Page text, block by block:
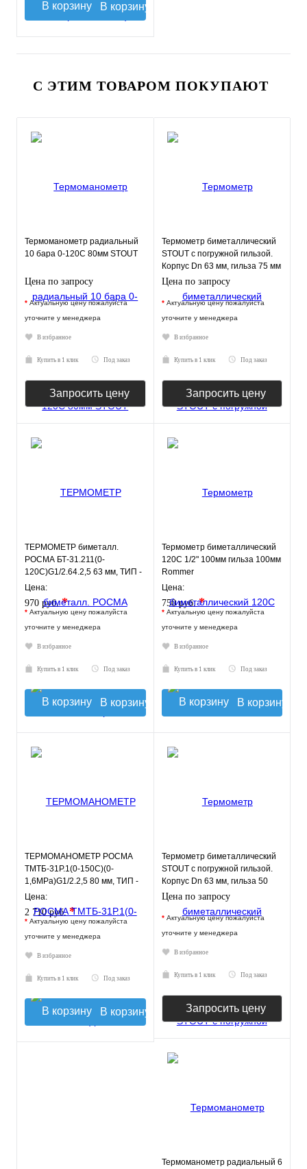
В корзину
С ЭТИМ ТОВАРОМ ПОКУПАЮТ
Термоманометр радиальный
10 бара 0-120С 80мм STOUT
Цена по запросу
* Актуальную цену пожалуйста
уточните у менеджера
В избранное
Купить в 1 клик Под заказ
Запросить цену
Термометр биметаллический
STOUT с погружной гильзой.
Корпус Dn 63 мм, гильза 75 мм
1/ 2"
Цена по запросу
* Актуальную цену пожалуйста
уточните у менеджера
В избранное
Купить в 1 клик Под заказ
Запросить цену
ТЕРМОМЕТР биметалл.
РОСМА БТ-31.211(0-
120С)G1/2.64.2,5 63 мм, ТИП -
БТ-31 корпус - хромированная
Цена:
970 руб.*
* Актуальную цену пожалуйста
уточните у менеджера
В избранное
Купить в 1 клик Под заказ
В корзину
Термометр биметаллический
120С 1/2" 100мм гильза 100мм
Rommer
Цена:
750 руб.*
* Актуальную цену пожалуйста
уточните у менеджера
В избранное
Купить в 1 клик Под заказ
В корзину
ТЕРМОМАНОМЕТР РОСМА
ТМТБ-31Р.1(0-150С)(0-
1,6MPa)G1/2.2,5 80 мм, ТИП -
ТМТБ-31Р, температура: 0-
150С
Цена:
2 710 руб.*
* Актуальную цену пожалуйста
уточните у менеджера
В избранное
Купить в 1 клик Под заказ
В корзину
Термометр биметаллический
STOUT с погружной гильзой.
Корпус Dn 63 мм, гильза 50
мм, резьба
Цена по запросу
* Актуальную цену пожалуйста
уточните у менеджера
В избранное
Купить в 1 клик Под заказ
Запросить цену
Термоманометр радиальный 6